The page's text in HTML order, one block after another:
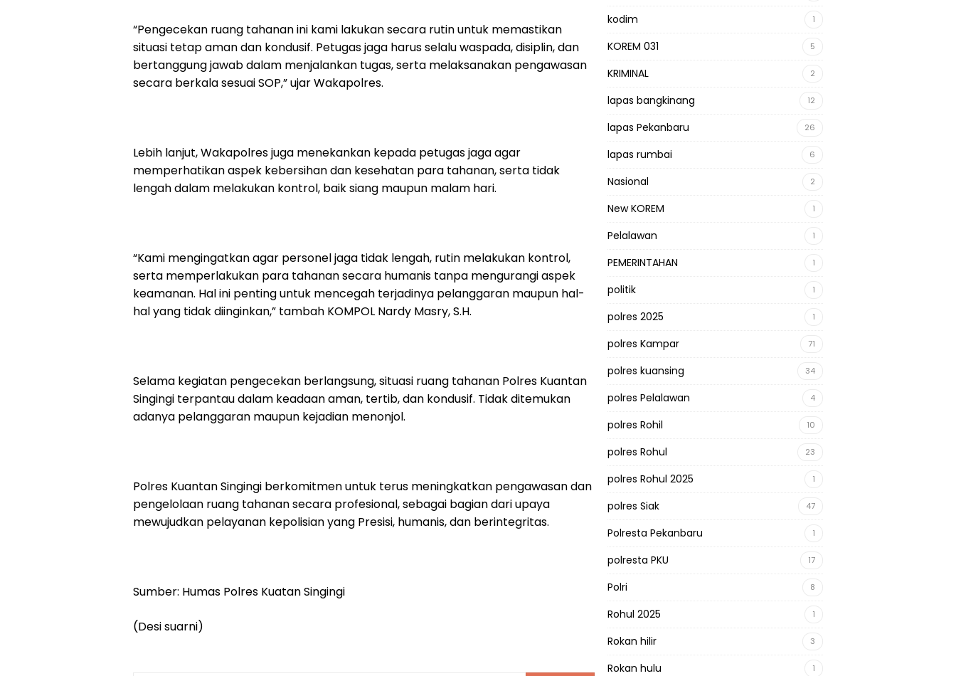
“Pengecekan ruang tahanan ini kami lakukan secara rutin untuk memastikan
situasi tetap aman dan kondusif. Petugas jaga harus selalu waspada, disiplin, dan
bertanggung jawab dalam menjalankan tugas, serta melaksanakan pengawasan
secara berkala sesuai SOP,” ujar Wakapolres.
Lebih lanjut, Wakapolres juga menekankan kepada petugas jaga agar
memperhatikan aspek kebersihan dan kesehatan para tahanan, serta tidak
lengah dalam melakukan kontrol, baik siang maupun malam hari.
“Kami mengingatkan agar personel jaga tidak lengah, rutin melakukan kontrol,
serta memperlakukan para tahanan secara humanis tanpa mengurangi aspek
keamanan. Hal ini penting untuk mencegah terjadinya pelanggaran maupun hal-
hal yang tidak diinginkan,” tambah KOMPOL Nardy Masry, S.H.
Selama kegiatan pengecekan berlangsung, situasi ruang tahanan Polres Kuantan
Singingi terpantau dalam keadaan aman, tertib, dan kondusif. Tidak ditemukan
adanya pelanggaran maupun kejadian menonjol.
Polres Kuantan Singingi berkomitmen untuk terus meningkatkan pengawasan dan
pengelolaan ruang tahanan secara profesional, sebagai bagian dari upaya
mewujudkan pelayanan kepolisian yang Presisi, humanis, dan berintegritas.
Sumber: Humas Polres Kuatan Singingi
(Desi suarni)
kodim 1
KOREM 031 5
KRIMINAL 2
lapas bangkinang 12
lapas Pekanbaru 26
lapas rumbai 6
Nasional 2
New KOREM 1
Pelalawan 1
PEMERINTAHAN 1
politik 1
polres 2025 1
polres Kampar 71
polres kuansing 34
polres Pelalawan 4
polres Rohil 10
polres Rohul 23
polres Rohul 2025 1
polres Siak 47
Polresta Pekanbaru 1
polresta PKU 17
Polri 8
Rohul 2025 1
Rokan hilir 3
Rokan hulu 1